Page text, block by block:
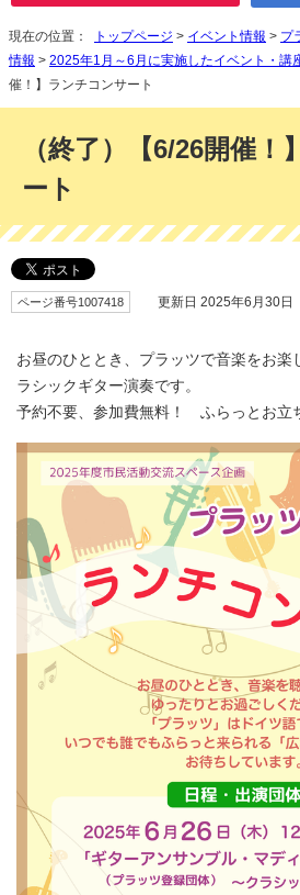
現在の位置： トップページ > イベント情報 > プ
情報 > 2025年1月～6月に実施したイベント・講
催！】ランチコンサート
（終了）【6/26開催
ート
ページ番号1007418 更新日 2025年6月30日
お昼のひととき、プラッツで音楽をお楽
ラシックギター演奏です。
予約不要、参加費無料！ ふらっとお立